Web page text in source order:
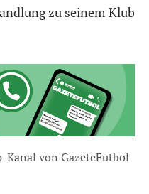
zu seinem Klub
Kanal von GazeteFutbol